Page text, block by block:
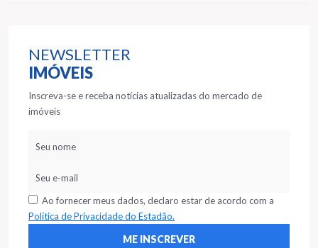
NEWSLETTER
IMÓVEIS
Inscreva-se e receba notícias atualizadas do mercado de
imóveis
Ao fornecer meus dados, declaro estar de acordo com a
Política de Privacidade do Estadão.